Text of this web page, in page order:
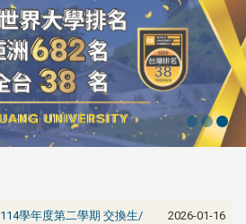
114學年度第二學期 交換生/
2026-01-16